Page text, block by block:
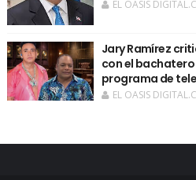
EL OASIS
Jary Ramírez
con el bachatero
programa de
EL OASIS